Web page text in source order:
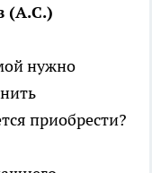
(А.С.)
нужно
приобрести?